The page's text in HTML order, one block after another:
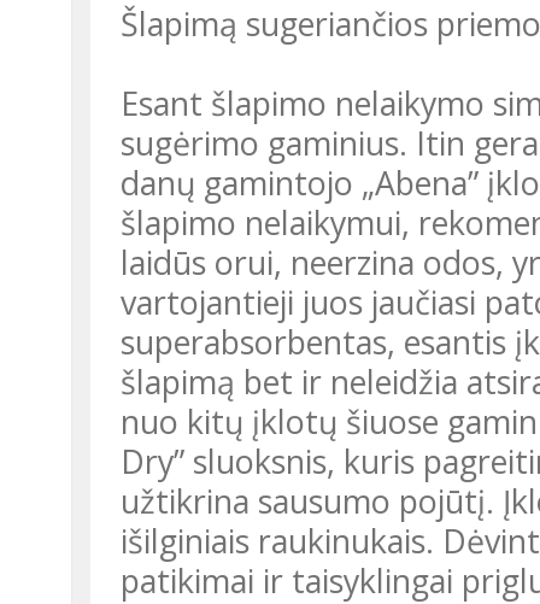
Šlapimą sugeriančios
Esant šlapimo nelaikymo
sugėrimo gaminius. Itin
danų gamintojo „Abena”
šlapimo nelaikymui,
laidūs orui, neerzina odos,
vartojantieji juos jaučiasi
superabsorbentas, esantis
šlapimą bet ir neleidžia
nuo kitų įklotų šiuose
Dry” sluoksnis, kuris
užtikrina sausumo pojūtį.
išilginiais raukinukais.
patikimai ir taisyklingai